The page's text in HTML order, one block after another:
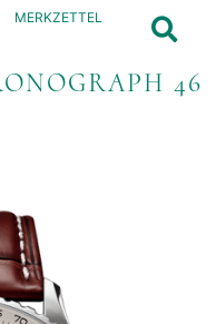
MERKZETTEL
46